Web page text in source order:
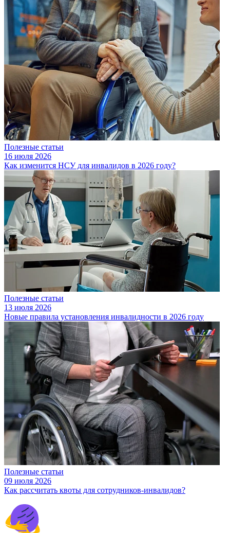
Полезные статьи
16 июля 2026
Как изменится НСУ для инвалидов в 2026 году?
Полезные статьи
13 июля 2026
Новые правила установления инвалидности в 2026 году
Полезные статьи
09 июля 2026
Как рассчитать квоты для сотрудников-инвалидов?